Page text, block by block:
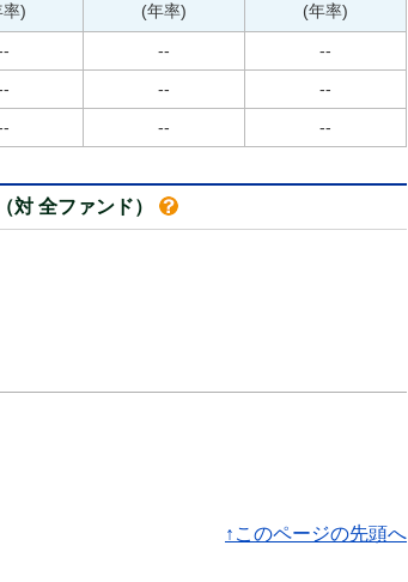
率)
(年率)
(年率)
-- --
-- --
-- --
対 全ファンド）
↑このページの先頭へ